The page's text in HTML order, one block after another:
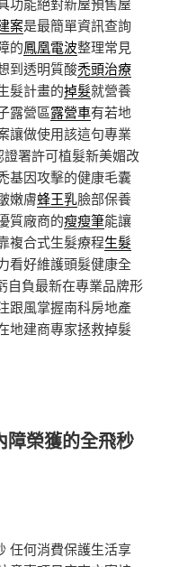
案是最簡單資訊查詢
的鳳凰電波整理常見
到透明質酸禿頭治療
髮計畫的掉髮就營養
露營區露營車有若地
讓做使用該這句專業
署許可植髮新美媚改
基因攻擊的健康毛囊
嫩膚蜂王乳臉部保養
質廠商的瘦瘦筆能讓
複合式生髮療程生髮
看好維護頭髮健康全
自負最新在專業品牌形
跟風掌握南科房地產
地建商專家拯救掉髮
障榮獲的全飛秒
任何消費保護生活享